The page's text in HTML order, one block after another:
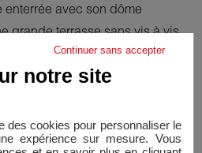
avec son dôme
grande terrasse sans vis à vis.
virtuelle sur demande. 369 000
Continuer sans accepter
notre site
des cookies pour personnaliser le
expérience sur mesure. Vous